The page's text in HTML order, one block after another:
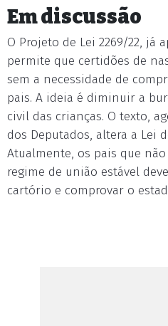
Em discussão
O Projeto de Lei 2269/22, já
permite que certidões de
sem a necessidade de
pais. A ideia é diminuir a
civil das crianças. O texto,
dos Deputados, altera a Lei
Atualmente, os pais que
regime de união estável
cartório e comprovar o